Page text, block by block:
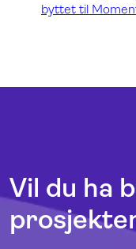
byttet til
Vil du ha